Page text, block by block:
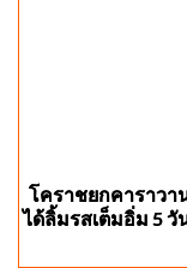
โคราชยกคาราว
ได้ลิ้มรสเต็มอิ่ม 5 วั